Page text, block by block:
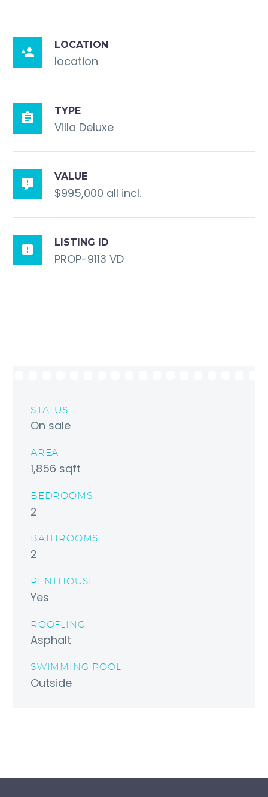

LOCATION
location

TYPE
Villa Deluxe

VALUE
$995,000 all incl.

LISTING ID
PROP-9113 VD
STATUS
On sale
AREA
1,856 sqft
BEDROOMS
2
BATHROOMS
2
PENTHOUSE
Yes
ROOFLING
Asphalt
SWIMMING POOL
Outside